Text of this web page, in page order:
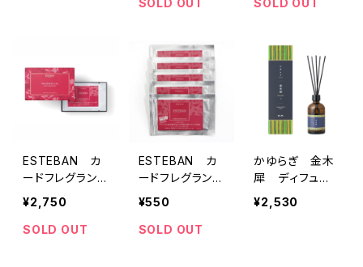
ESTEBAN カ
ードフレグラン
ス マグノリア
（5枚入）
¥2,750
SOLD OUT
ESTEBAN カ
ードフレグラン
ス マグノリア
¥550
SOLD OUT
かゆらぎ 金木
犀 ディフュー
ザー １００ml
¥2,530